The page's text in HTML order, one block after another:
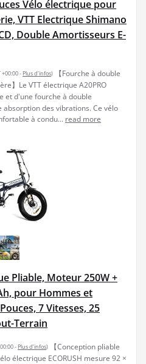
Vélo électrique pour
VTT Electrique Shimano
Double Amortisseurs E-
+00:00 - Plus d’infos)
【Fourche à double
】Le VTT électrique A20PRO
et d'une fourche à double
des vibrations. Ce vélo
à condu... read more
Pliable, Moteur 250W +
pour Hommes et
7 Vitesses, 25
Terrain
- Plus d’infos)
【Conception pliable
électrique ECORUSH mesure 92 ×